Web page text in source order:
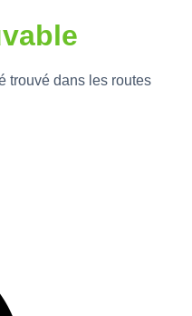
trouvé dans les routes